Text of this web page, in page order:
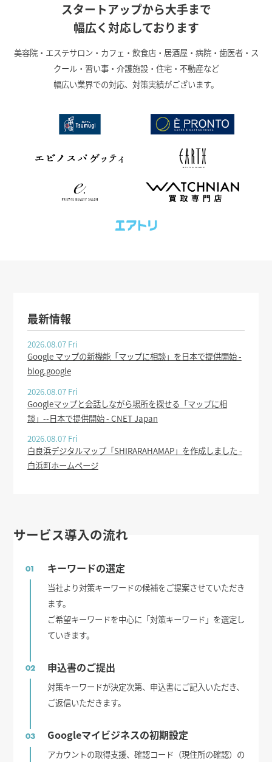
スタートアップから大手まで
幅広く対応しております
美容院・エステサロン・カフェ・飲食店・居酒屋・病院・歯医者・ス
クール・習い事・介護施設・住宅・不動産など
幅広い業界での対応、対策実績がございます。
最新情報
2026.08.07 Fri
Google マップの新機能「マップに相談」を日本で提供開始 -
blog.google
2026.08.07 Fri
Googleマップと会話しながら場所を探せる「マップに相
談」--日本で提供開始 - CNET Japan
2026.08.07 Fri
白良浜デジタルマップ「SHIRARAHAMAP」を作成しました -
白浜町ホームページ
サービス導入の流れ
01 キーワードの選定
当社より対策キーワードの候補をご提案させていただき
ます。
ご希望キーワードを中心に「対策キーワード」を選定し
ていきます。
02 申込書のご提出
対策キーワードが決定次第、申込書にご記入いただき、
ご返信いただきます。
03 Googleマイビジネスの初期設定
アカウントの取得支援、確認コード（現住所の確認）の